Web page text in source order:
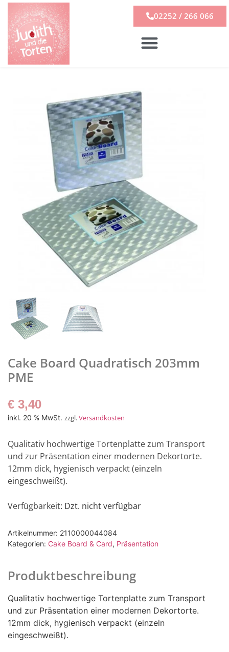
02252 / 266 066
Cake Board Quadratisch 203mm
PME
€ 3,40
inkl. 20 % MwSt. zzgl.Versandkosten
Qualitativ hochwertige Tortenplatte zum Transport
und zur Präsentation einer modernen Dekortorte.
12mm dick, hygienisch verpackt (einzeln
eingeschweißt).
Verfügbarkeit: Dzt. nicht verfügbar
Artikelnummer: 2110000044084
Kategorien: Cake Board & Card, Präsentation
Produktbeschreibung
Qualitativ hochwertige Tortenplatte zum Transport
und zur Präsentation einer modernen Dekortorte.
12mm dick, hygienisch verpackt (einzeln
eingeschweißt).